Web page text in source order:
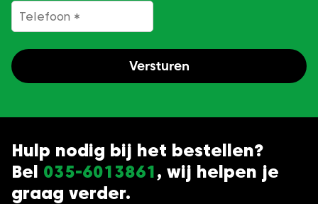
JJJJ
Telefoon *
Versturen
Hulp nodig bij het bestellen?
Bel 035-6013861, wij helpen je
graag verder.